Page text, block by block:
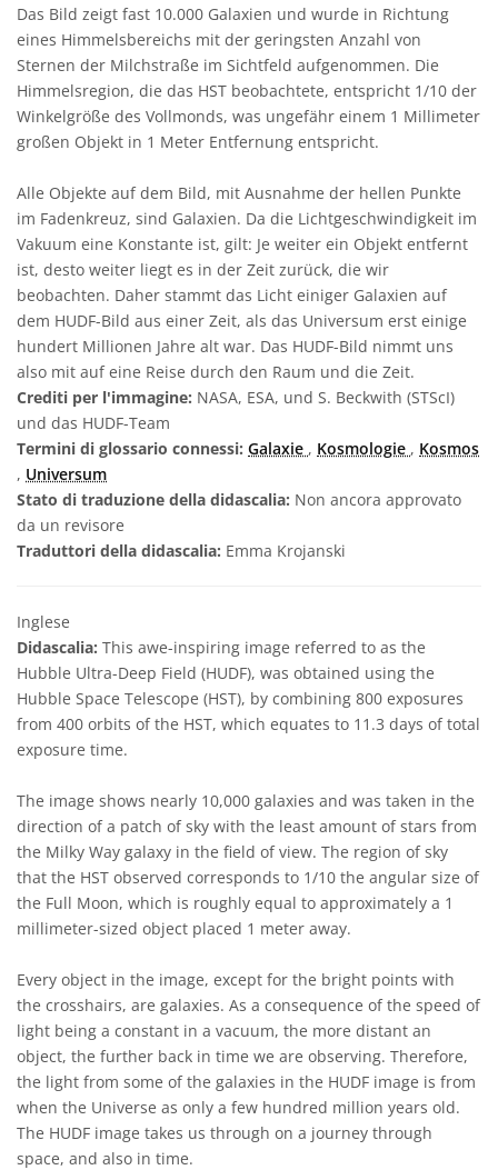
Das Bild zeigt fast 10.000 Galaxien und wurde in Richtung
eines Himmelsbereichs mit der geringsten Anzahl von
Sternen der Milchstraße im Sichtfeld aufgenommen. Die
Himmelsregion, die das HST beobachtete, entspricht 1/10 der
Winkelgröße des Vollmonds, was ungefähr einem 1 Millimeter
großen Objekt in 1 Meter Entfernung entspricht.
Alle Objekte auf dem Bild, mit Ausnahme der hellen Punkte
im Fadenkreuz, sind Galaxien. Da die Lichtgeschwindigkeit im
Vakuum eine Konstante ist, gilt: Je weiter ein Objekt entfernt
ist, desto weiter liegt es in der Zeit zurück, die wir
beobachten. Daher stammt das Licht einiger Galaxien auf
dem HUDF-Bild aus einer Zeit, als das Universum erst einige
hundert Millionen Jahre alt war. Das HUDF-Bild nimmt uns
also mit auf eine Reise durch den Raum und die Zeit.
Crediti per l'immagine: NASA, ESA, und S. Beckwith (STScI)
und das HUDF-Team
Termini di glossario connessi: Galaxie , Kosmologie , Kosmos
, Universum
Stato di traduzione della didascalia: Non ancora approvato
da un revisore
Traduttori della didascalia: Emma Krojanski
Inglese
Didascalia: This awe-inspiring image referred to as the
Hubble Ultra-Deep Field (HUDF), was obtained using the
Hubble Space Telescope (HST), by combining 800 exposures
from 400 orbits of the HST, which equates to 11.3 days of total
exposure time.
The image shows nearly 10,000 galaxies and was taken in the
direction of a patch of sky with the least amount of stars from
the Milky Way galaxy in the field of view. The region of sky
that the HST observed corresponds to 1/10 the angular size of
the Full Moon, which is roughly equal to approximately a 1
millimeter-sized object placed 1 meter away.
Every object in the image, except for the bright points with
the crosshairs, are galaxies. As a consequence of the speed of
light being a constant in a vacuum, the more distant an
object, the further back in time we are observing. Therefore,
the light from some of the galaxies in the HUDF image is from
when the Universe as only a few hundred million years old.
The HUDF image takes us through on a journey through
space, and also in time.